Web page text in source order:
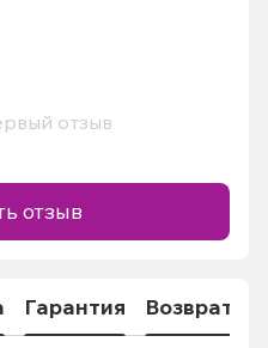
отзыв
отзыв
Гарантия Возврат